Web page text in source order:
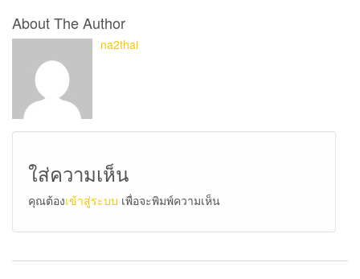
About The Author
na2thai
ใส่ความเห็น
คุณต้องเข้าสู่ระบบ เพื่อจะพิมพ์ความเห็น